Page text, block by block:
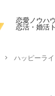
恋愛ノウハ
恋活・婚活
ハッピーライ